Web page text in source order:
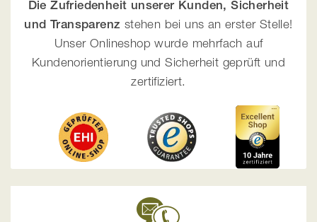
Die Zufriedenheit unserer Kunden, Sicherheit
und Transparenz stehen bei uns an erster Stelle!
Unser Onlineshop wurde mehrfach auf
Kundenorientierung und Sicherheit geprüft und
zertifiziert.